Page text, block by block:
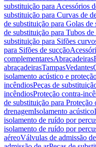
substituição para Acessórios
substituição para Curvas de
de substituição para Golas de
de substituição para Tubos
substituição para Sifões
para Sifões de sucção
complementaresAbraçadeiras
abraçadeirasTampasVedantes
isolamento acústico e
incêndiosPeças de
incêndiosProteção contra-
de substituição para Proteção
drenagemIsolamento acústico
isolamento de ruído por
isolamento de ruído por
aéreoVálvulas de admissão